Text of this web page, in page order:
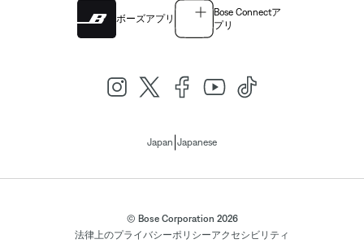
ボーズアプリ
Bose Connectア
プリ
Japan Japanese
© Bose Corporation 2026
法律上のプライバシーポリシーアクセシビリティ